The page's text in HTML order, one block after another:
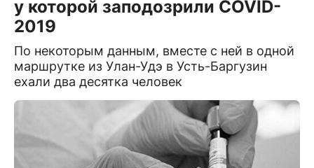
у которой заподозрили COVID-
2019
По некоторым данным, вместе с ней в одной
маршрутке из Улан-Удэ в Усть-Баргузин
ехали два десятка человек